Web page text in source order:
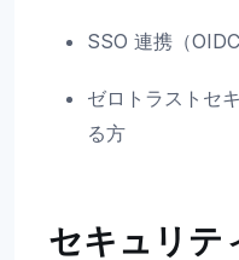
SSO 連携（
ゼロトラストセ
る方
セキュリテ